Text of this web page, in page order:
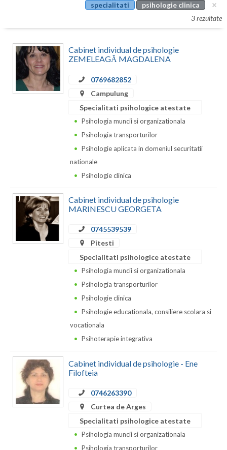
Calarasi
Caras-Severin
Galati
Giurgiu
Gorj
Maramures
Mehedinti
Mures
specialitati
psihologie clinica
3 rezultate
Cabinet individual de psihologie
ZEMELEAGĂ MAGDALENA
0769682852
Campulung
Specialitati psihologice atestate
Psihologia muncii si organizationala
Psihologia transporturilor
Psihologie aplicata in domeniul securitatii
nationale
Psihologie clinica
Cabinet individual de psihologie
MARINESCU GEORGETA
0745539539
Pitesti
Specialitati psihologice atestate
Psihologia muncii si organizationala
Psihologia transporturilor
Psihologie clinica
Psihologie educationala, consiliere scolara si
vocationala
Psihoterapie integrativa
Cabinet individual de psihologie - Ene
Filofteia
0746263390
Curtea de Arges
Specialitati psihologice atestate
Psihologia muncii si organizationala
Psihologia transporturilor